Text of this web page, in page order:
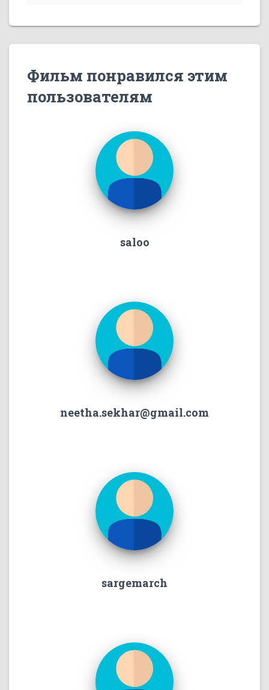
Фильм понравился этим
пользователям
saloo
neetha.sekhar@gmail.com
sargemarch